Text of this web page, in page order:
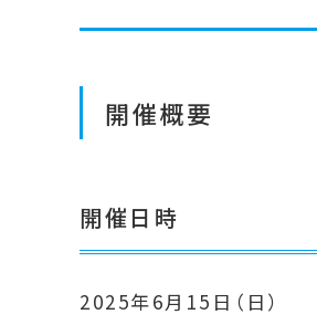
開催概要
開催日時
2025年6月15日（日）